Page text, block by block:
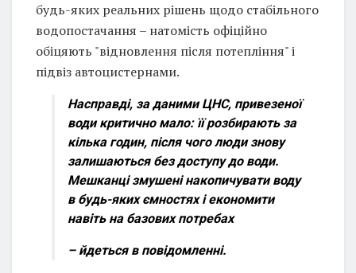
будь-яких реальних рішень щодо стабільного
водопостачання – натомість офіційно
обіцяють "відновлення після потепління" і
підвіз автоцистернами.
Насправді, за даними ЦНС, привезеної
води критично мало: її розбирають за
кілька годин, після чого люди знову
залишаються без доступу до води.
Мешканці змушені накопичувати воду
в будь-яких ємностях і економити
навіть на базових потребах
– йдеться в повідомленні.